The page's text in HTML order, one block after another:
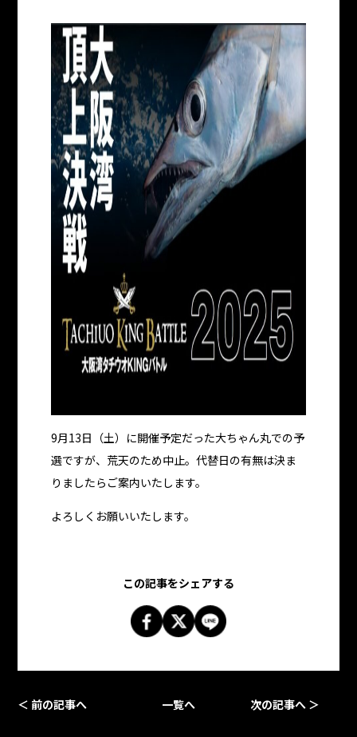
9月13日（土）に開催予定だった大ちゃん丸での予
選ですが、荒天のため中止。代替日の有無は決ま
りましたらご案内いたします。
よろしくお願いいたします。
この記事をシェアする
＜ 前の記事へ 一覧へ 次の記事へ ＞